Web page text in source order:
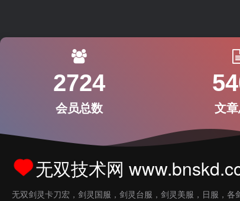
2724
会员总数 文
无双技术网
无双剑灵卡刀宏，剑灵国服，剑灵台服，剑灵美服，日服，各